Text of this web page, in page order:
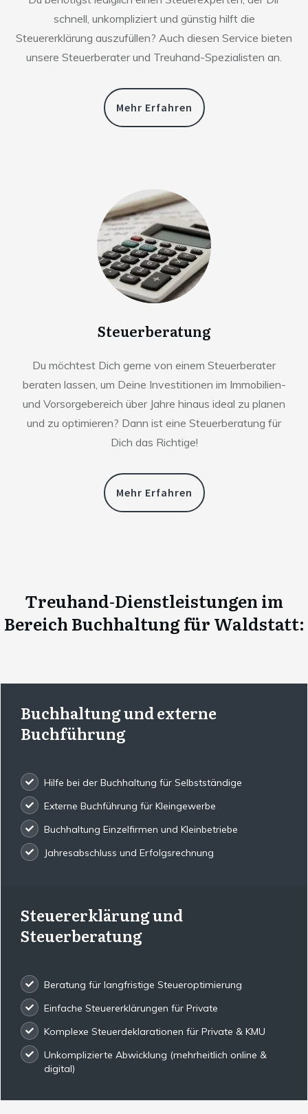
schnell, unkompliziert und günstig hilft die
Steuererklärung auszufüllen? Auch diesen Service bieten
unsere Steuerberater und Treuhand-Spezialisten an.
Mehr Erfahren
Steuerberatung
Du möchtest Dich gerne von einem Steuerberater
beraten lassen, um Deine Investitionen im Immobilien-
und Vorsorgebereich über Jahre hinaus ideal zu planen
und zu optimieren? Dann ist eine Steuerberatung für
Dich das Richtige!
Mehr Erfahren
Treuhand-Dienstleistungen im
Bereich Buchhaltung für Waldstatt:
Buchhaltung und externe
Buchführung
Hilfe bei der Buchhaltung für Selbstständige
Externe Buchführung für Kleingewerbe
Buchhaltung Einzelfirmen und Kleinbetriebe
Jahresabschluss und Erfolgsrechnung
Steuererklärung und
Steuerberatung
Beratung für langfristige Steueroptimierung
Einfache Steuererklärungen für Private
Komplexe Steuerdeklarationen für Private & KMU
Unkomplizierte Abwicklung (mehrheitlich online &
digital)